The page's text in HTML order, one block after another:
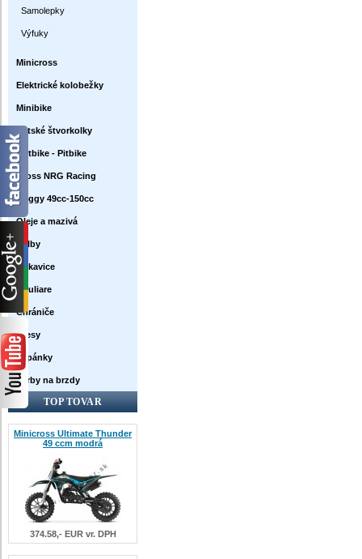
Samolepky
Výfuky
Minicross
Elektrické kolobežky
Minibike
Detské štvorkolky
Dirtbike - Pitbike
Cross NRG Racing
Buggy 49cc-150cc
Oleje a mazivá
Prilby
Rukavice
Okuliare
Chrániče
Dresy
Topánky
Farby na brzdy
TOP TOVAR
Minicross Ultimate Thunder
49 ccm modrá
374.58,- EUR vr. DPH